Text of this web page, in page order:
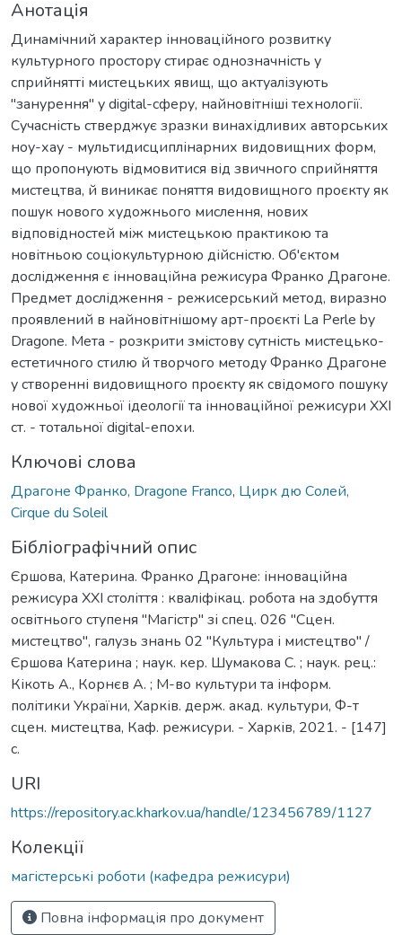
Анотація
Динамічний характер інноваційного розвитку
культурного простору стирає однозначність у
сприйнятті мистецьких явищ, що актуалізують
"занурення" у digital-сферу, найновітніші технології.
Сучасність стверджує зразки винахідливих авторських
ноу-хау - мультидисциплінарних видовищних форм,
що пропонують відмовитися від звичного сприйняття
мистецтва, й виникає поняття видовищного проєкту як
пошук нового художнього мислення, нових
відповідностей між мистецькою практикою та
новітньою соціокультурною дійсністю. Об'єктом
дослідження є інноваційна режисура Франко Драгоне.
Предмет дослідження - режисерський метод, виразно
проявлений в найновітнішому арт-проєкті La Perle by
Dragone. Мета - розкрити змістову сутність мистецько-
естетичного стилю й творчого методу Франко Драгоне
у створенні видовищного проєкту як свідомого пошуку
нової художньої ідеології та інноваційної режисури ХХІ
ст. - тотальної digital-епохи.
Ключові слова
Драгоне Франко, Dragone Franco, Цирк дю Солей,
Cirque du Soleil
Бібліографічний опис
Єршова, Катерина. Франко Драгоне: інноваційна
режисура ХХІ століття : кваліфікац. робота на здобуття
освітнього ступеня "Магістр" зі спец. 026 "Сцен.
мистецтво", галузь знань 02 "Культура і мистецтво" /
Єршова Катерина ; наук. кер. Шумакова С. ; наук. рец.:
Кікоть А., Корнєв А. ; М-во культури та інформ.
політики України, Харків. держ. акад. культури, Ф-т
сцен. мистецтва, Каф. режисури. - Харків, 2021. - [147]
с.
URI
https://repository.ac.kharkov.ua/handle/123456789/1127
Колекції
магістерські роботи (кафедра режисури)
Повна інформація про документ